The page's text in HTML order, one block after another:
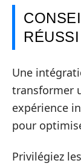
Une
transformer
expérience
pour
Privilégiez